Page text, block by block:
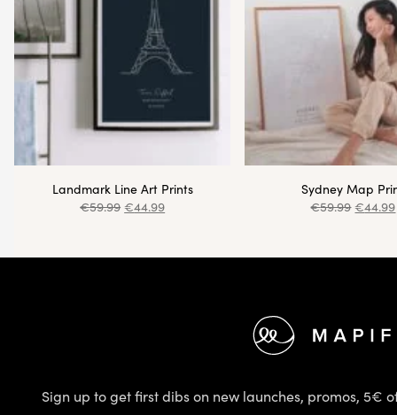
Landmark Line Art Prints
€59.99 €44.99
Sydney Map
€59.99 €44.99
Sign up to get first dibs on new launches, promos, 5€